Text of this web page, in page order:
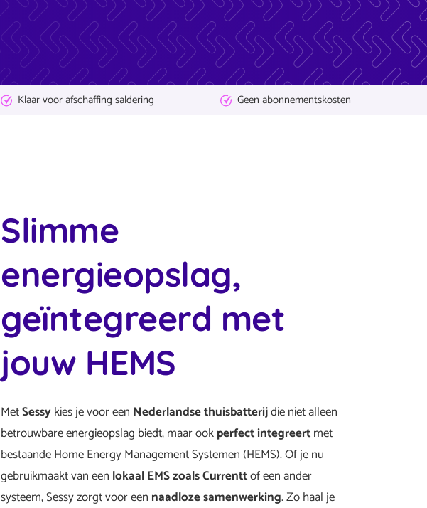
Klaar voor afschaffing saldering Geen abonnementskosten
Slimme
energieopslag,
geïntegreerd met
jouw HEMS
MetSessy kies je voor een Nederlandse thuisbatterijdie niet alleen
betrouwbare energieopslag biedt, maar ookperfect integreertmet
bestaande Home Energy Management Systemen (HEMS). Of je nu
gebruikmaakt van een lokaal EMS zoals Currenttof een ander
systeem, Sessy zorgt voor een naadloze samenwerking. Zo haal je